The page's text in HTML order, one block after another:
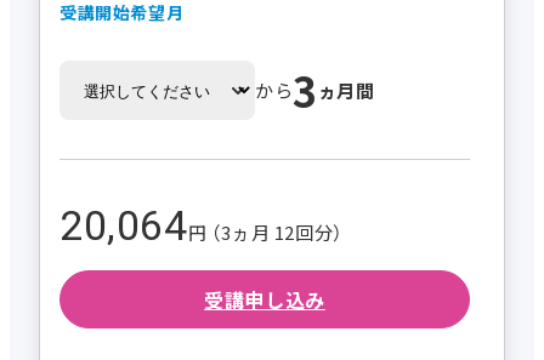
受講開始希望月
から3 ヵ月間
20,064円 （3ヵ月 12回分）
受講申し込み